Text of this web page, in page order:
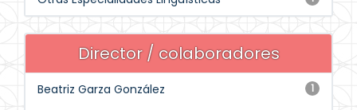
Director / colaboradores
1
Beatriz Garza González